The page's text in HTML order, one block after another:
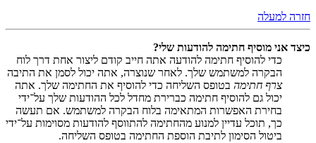
חזרה למעלה
כיצד אני מוסיף חתימה להודעות שלי?
כדי להוסיף חתימה להודעה אתה חייב קודם ליצור אחת דרך לוח
הבקרה למשתמש שלך. לאחר שנוצרה, אתה יכול לסמן את התיבה
צרף חתימה בטופס השליחה כדי להוסיף את החתימה שלך. אתה
יכול גם להוסיף חתימה כברירת מחדל לכל ההודעות שלך על־ידי
בחירת האפשרות המתאימה בלוח הבקרה למשתמש. אם תעשה
כך, תוכל עדיין למנוע מהחתימה להתווסף להודעות מסוימות על־ידי
ביטול הסימון לתיבת הוספת החתימה בטופס השליחה.